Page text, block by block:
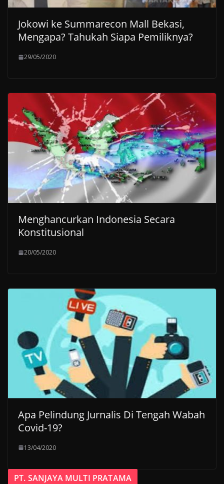
Jokowi ke Summarecon Mall Bekasi,
Mengapa? Tahukah Siapa Pemiliknya?
29/05/2020
Menghancurkan Indonesia Secara
Konstitusional
20/05/2020
Apa Pelindung Jurnalis Di Tengah Wabah
Covid-19?
13/04/2020
PT. SANJAYA MULTI PRATAMA